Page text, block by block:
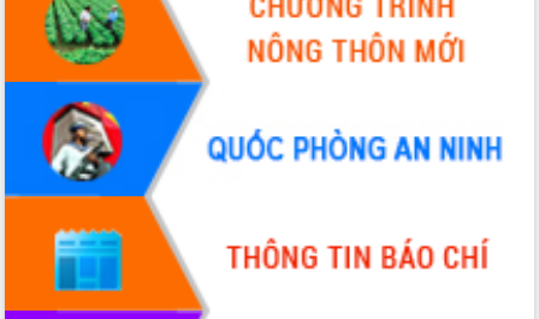
Gặp mặt các cơ quan báo chí nhân Kỷ
niệm 101 năm Ngày Báo chí Cách
mạng Việt Nam
Đắk Lắk sơ kết 4 năm triển khai thực
hiện Đề án 06 của Chính phủ
Họp báo thông tin về Hội nghị Công bố
Quy hoạch và Xúc tiến đầu tư tỉnh Đắk
Lắk
Khơi thông điểm nghẽn, đẩy nhanh
giải ngân vốn khắc phục thiên tai
HĐND tỉnh thông qua điều chỉnh Quy
hoạch tỉnh thời kỳ 2021-2030